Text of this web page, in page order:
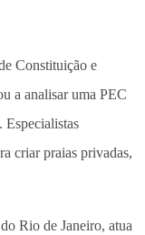
Constituição e
a analisar uma PEC
Especialistas
criar praias privadas,
Rio de Janeiro, atua